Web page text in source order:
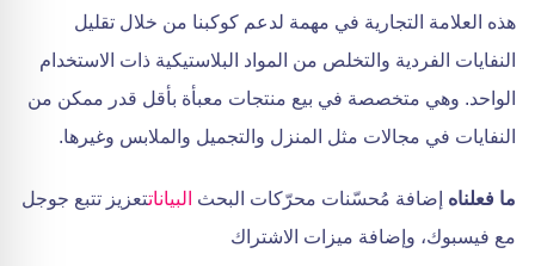
هذه العلامة التجارية في مهمة لدعم كوكبنا من خلال تقليل
النفايات الفردية والتخلص من المواد البلاستيكية ذات الاستخدام
الواحد. وهي متخصصة في بيع منتجات معبأة بأقل قدر ممكن من
النفايات في مجالات مثل المنزل والتجميل والملابس وغيرها.
ما فعلناه إضافة مُحسّنات محرّكات البحث البياناتتعزيز تتبع جوجل
مع فيسبوك، وإضافة ميزات الاشتراك